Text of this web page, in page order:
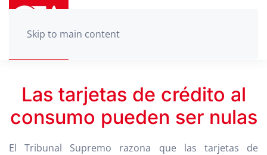
Skip to main content
Las tarjetas de crédito al
consumo pueden ser nulas
El Tribunal Supremo razona que las tarjetas de